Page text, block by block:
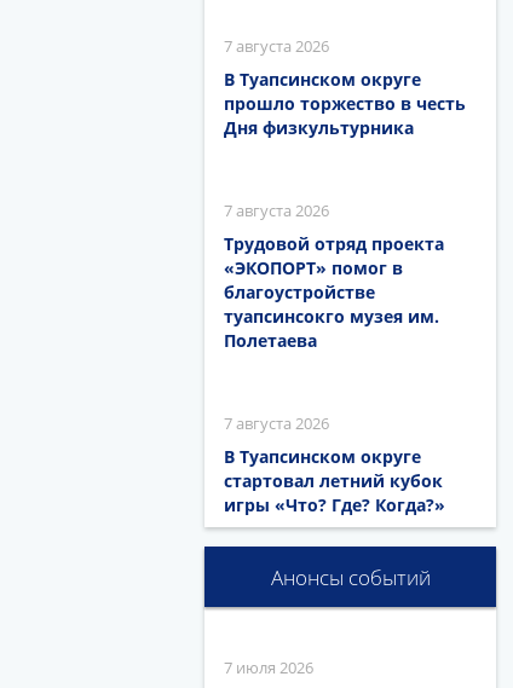
7 августа 2026
В Туапсинском округе
прошло торжество в честь
Дня физкультурника
7 августа 2026
Трудовой отряд проекта
«ЭКОПОРТ» помог в
благоустройстве
туапсинсокго музея им.
Полетаева
7 августа 2026
В Туапсинском округе
стартовал летний кубок
игры «Что? Где? Когда?»
Анонсы событий
7 июля 2026